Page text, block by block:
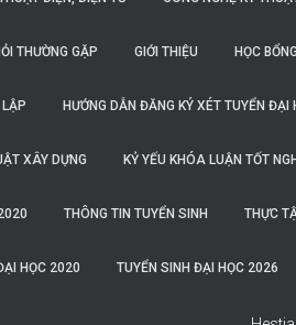
THƯỜNG GẶP GIỚI THIỆU HỌC BỔNG
HƯỚNG DẪN ĐĂNG KÝ XÉT TUYỂN ĐẠI
XÂY DỰNG KỶ YẾU KHÓA LUẬN TỐT
THÔNG TIN TUYỂN SINH THỰC
HỌC 2020 TUYỂN SINH ĐẠI HỌC 2026